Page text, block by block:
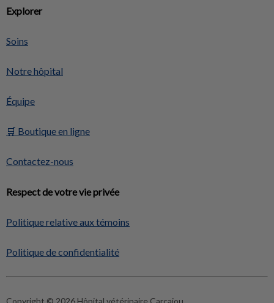
Explorer
Soins
Notre hôpital
Équipe
🛒 Boutique en ligne
Contactez-nous
Respect de votre vie privée
Politique relative aux témoins
Politique de confidentialité
Copyright © 2026 Hôpital vétérinaire Carcajou